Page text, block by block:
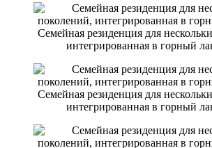
Семейная резиденция для
интегрированная в горный
Семейная резиденция для
интегрированная в горный